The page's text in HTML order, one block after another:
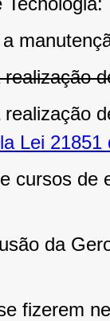
Lei 21851
cursos de
da
fizerem